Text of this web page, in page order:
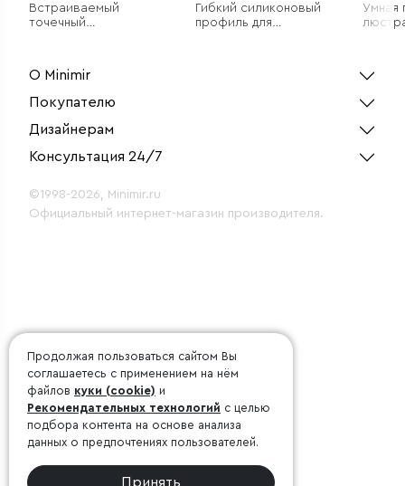
Встраиваемый
точечный
Гибкий силиконовый
профиль для
Умная
О Minimir
Покупателю
Дизайнерам
Консультация 24/7
©1998-2026, Minimir.ru
Официальный интернет-магазин производителя.
Продолжая пользоваться сайтом Вы
соглашаетесь с применением на нём
файлов куки (cookie) и
Рекомендательных технологий с целью
подбора контента на основе анализа
данных о предпочтениях пользователей.
Принять